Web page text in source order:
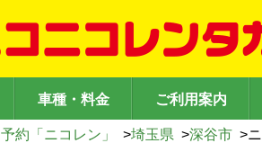
車種・料金 ご利用案内
約「ニコレン」 >埼玉県 >深谷市 >